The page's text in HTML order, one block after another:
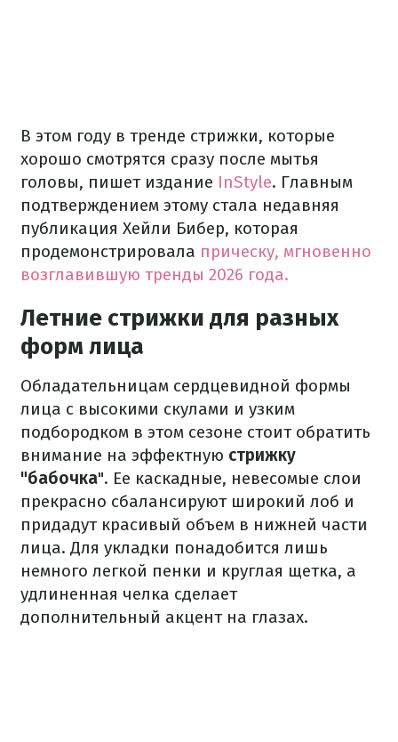
В этом году в тренде стрижки, которые
хорошо смотрятся сразу после мытья
головы, пишет издание InStyle. Главным
подтверждением этому стала недавняя
публикация Хейли Бибер, которая
продемонстрировала прическу, мгновенно
возглавившую тренды 2026 года.
Летние стрижки для разных
форм лица
Обладательницам сердцевидной формы
лица с высокими скулами и узким
подбородком в этом сезоне стоит обратить
внимание на эффектную стрижку
"бабочка". Ее каскадные, невесомые слои
прекрасно сбалансируют широкий лоб и
придадут красивый объем в нижней части
лица. Для укладки понадобится лишь
немного легкой пенки и круглая щетка, а
удлиненная челка сделает
дополнительный акцент на глазах.